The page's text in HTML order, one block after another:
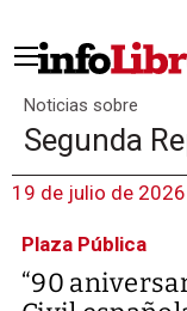
Noticias sobre
Segunda
19 de julio de 2026
Plaza Pública
“90